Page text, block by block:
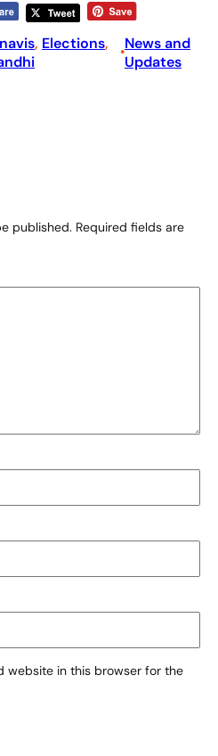
, Elections •News and
Updates
published. Required fields are
website in this browser for the